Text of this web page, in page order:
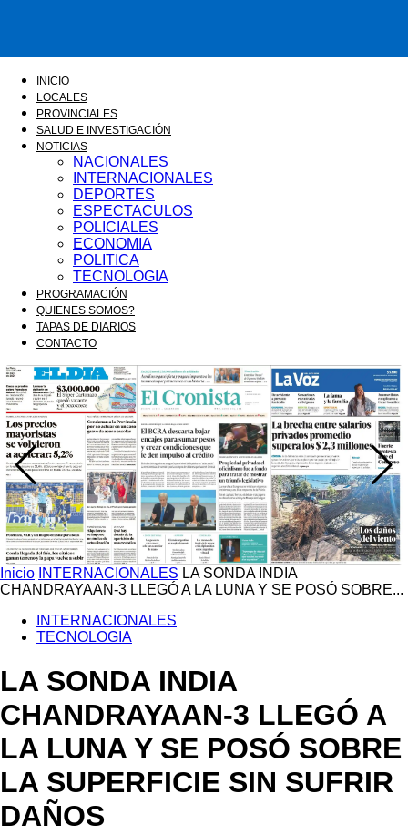
FM
MHZ
INICIO
LOCALES
PROVINCIALES
SALUD E INVESTIGACIÓN
NOTICIAS
NACIONALES
INTERNACIONALES
DEPORTES
ESPECTACULOS
POLICIALES
ECONOMIA
POLITICA
TECNOLOGIA
PROGRAMACIÓN
QUIENES SOMOS?
TAPAS DE DIARIOS
CONTACTO
Inicio INTERNACIONALES LA SONDA INDIA
CHANDRAYAAN-3 LLEGÓ A LA LUNA Y SE POSÓ SOBRE...
INTERNACIONALES
TECNOLOGIA
LA SONDA INDIA
CHANDRAYAAN-3 LLEGÓ A
LA LUNA Y SE POSÓ SOBRE
LA SUPERFICIE SIN SUFRIR
DAÑOS